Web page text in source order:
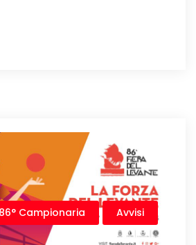
86° Campionaria Avvisi